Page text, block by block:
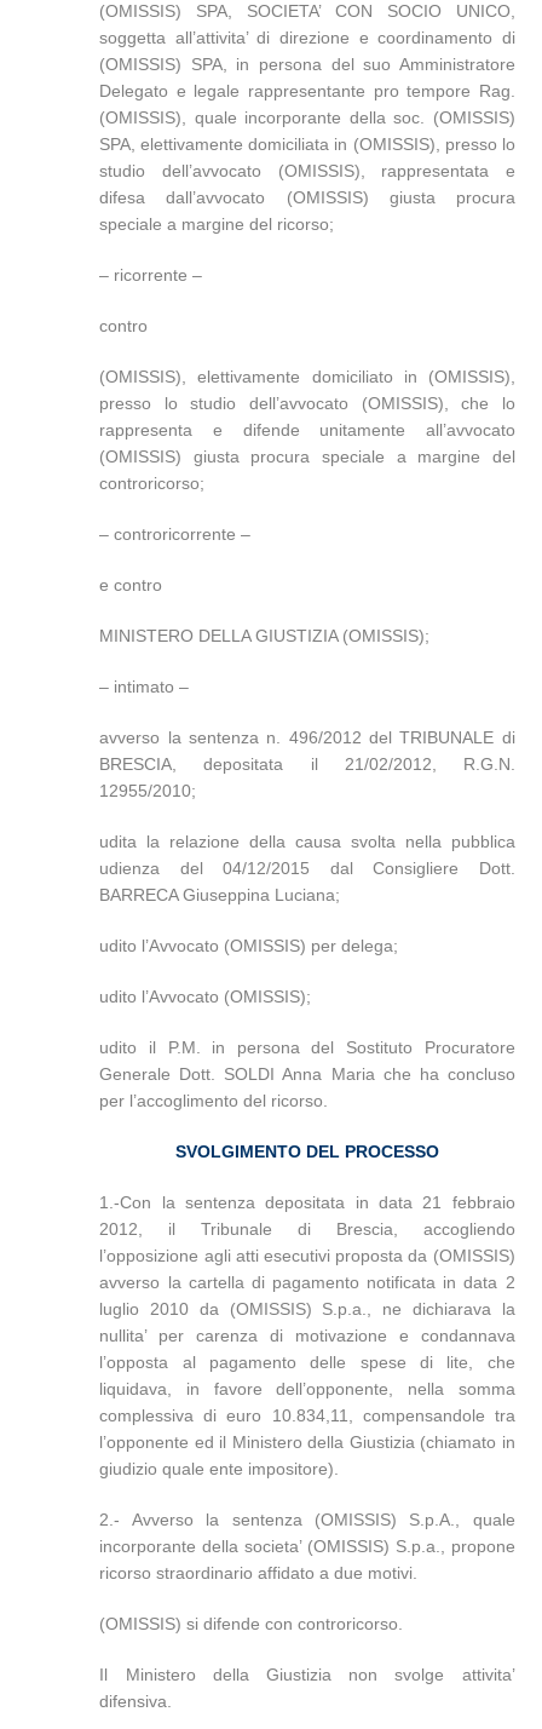
(OMISSIS) SPA, SOCIETA’ CON SOCIO UNICO,
soggetta all’attivita’ di direzione e coordinamento di
(OMISSIS) SPA, in persona del suo Amministratore
Delegato e legale rappresentante pro tempore Rag.
(OMISSIS), quale incorporante della soc. (OMISSIS)
SPA, elettivamente domiciliata in (OMISSIS), presso lo
studio dell’avvocato (OMISSIS), rappresentata e
difesa dall’avvocato (OMISSIS) giusta procura
speciale a margine del ricorso;
– ricorrente –
contro
(OMISSIS), elettivamente domiciliato in (OMISSIS),
presso lo studio dell’avvocato (OMISSIS), che lo
rappresenta e difende unitamente all’avvocato
(OMISSIS) giusta procura speciale a margine del
controricorso;
– controricorrente –
e contro
MINISTERO DELLA GIUSTIZIA (OMISSIS);
– intimato –
avverso la sentenza n. 496/2012 del TRIBUNALE di
BRESCIA, depositata il 21/02/2012, R.G.N.
12955/2010;
udita la relazione della causa svolta nella pubblica
udienza del 04/12/2015 dal Consigliere Dott.
BARRECA Giuseppina Luciana;
udito l’Avvocato (OMISSIS) per delega;
udito l’Avvocato (OMISSIS);
udito il P.M. in persona del Sostituto Procuratore
Generale Dott. SOLDI Anna Maria che ha concluso
per l’accoglimento del ricorso.
SVOLGIMENTO DEL PROCESSO
1.-Con la sentenza depositata in data 21 febbraio
2012, il Tribunale di Brescia, accogliendo
l’opposizione agli atti esecutivi proposta da (OMISSIS)
avverso la cartella di pagamento notificata in data 2
luglio 2010 da (OMISSIS) S.p.a., ne dichiarava la
nullita’ per carenza di motivazione e condannava
l’opposta al pagamento delle spese di lite, che
liquidava, in favore dell’opponente, nella somma
complessiva di euro 10.834,11, compensandole tra
l’opponente ed il Ministero della Giustizia (chiamato in
giudizio quale ente impositore).
2.- Avverso la sentenza (OMISSIS) S.p.A., quale
incorporante della societa’ (OMISSIS) S.p.a., propone
ricorso straordinario affidato a due motivi.
(OMISSIS) si difende con controricorso.
Il Ministero della Giustizia non svolge attivita’
difensiva.